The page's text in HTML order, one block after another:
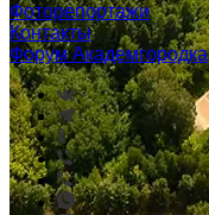
Фоторепортажи
Контакты
Форум Академгородка